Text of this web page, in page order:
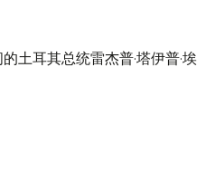
土耳其总统雷杰普·塔伊普·埃